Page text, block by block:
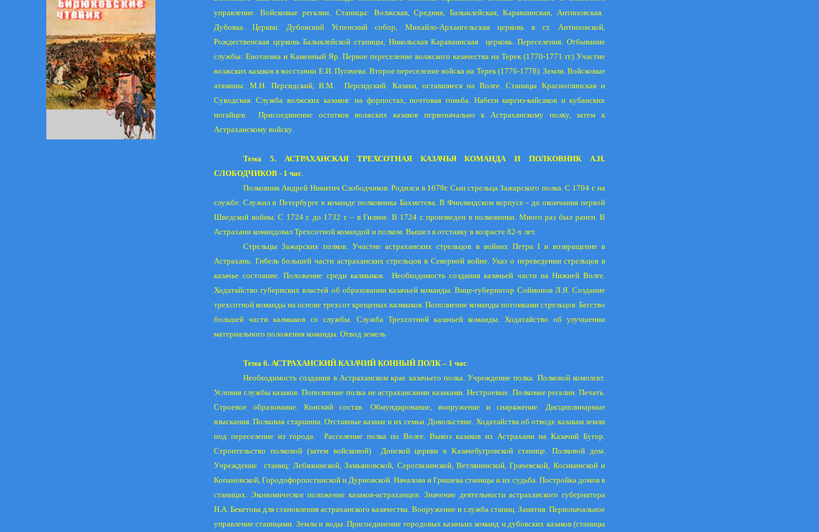
управление. Войсковые регалии. Станицы: Волжская, Средняя, Балыклейская, Караваинская, Антиповская.
Дубовка. Церкви. Дубовский Успенский собор, Михайло-Архангельская церковь в ст. Антиповской,
Рождественская церковь Балыклейской станицы, Никольская Караваинская
церковь. Переселения. Отбывание
службы: Енотаевка и Каменный Яр. Первое переселение волжского казачества на Терек (1770-1771 гг.) Участие
волжских казаков в восстании Е.И. Пугачева. Второе переселение войска на Терек (1776-1778). Земли. Войсковые
атаманы: М.Н. Персидский, В.М.
Персидский. Казаки, оставшиеся на Волге. Станицы Красноглинская и
Суводская. Служба волжских казаков: на форпостах, почтовая гоньба. Набеги киргиз-кайсаков и кубанских
ногайцев.
Присоединение остатков волжских казаков первоначально к Астраханскому полку, затем к
Астраханскому войску.
Тема 5. АСТРАХАНСКАЯ ТРЕХСОТНАЯ КАЗАЧЬЯ КОМАНДА И ПОЛКОВНИК А.Н.
СЛОБОДЧИКОВ - 1 час.
Полковник Андрей Никитич Слободчиков. Родился в 1679г. Сын стрельца Зажарского полка. С 1704 г. на
службе. Служил в Петербурге в команде полковника Бахметева. В Финляндском корпусе - до окончания первой
Шведской войны. С 1724 г. до 1732 г. – в Гиляне. В 1724 г. произведен в полковники. Много раз был ранен. В
Астрахани командовал Трехсотной командой и полком. Вышел в отставку в возрасте 82-х лет.
Стрельцы Зажарских полков. Участие астраханских стрельцов в войнах Петра I и возвращение в
Астрахань. Гибель большей части астраханских стрельцов в Северной войне. Указ о переведении стрельцов в
казачье состояние. Положение среди калмыков.
Необходимость создания казачьей части на Нижней Волге.
Ходатайство губернских властей об образовании казачьей команды. Вице-губернатор Соймонов Л.Я. Создание
трехсотной команды на основе трехсот крещеных калмыков. Пополнение команды потомками стрельцов. Бегство
большей части калмыков со службы. Служба Трехсотной казачьей команды. Ходатайство об улучшении
материального положения команды. Отвод земель
Тема 6. АСТРАХАНСКИЙ КАЗАЧИЙ КОННЫЙ ПОЛК – 1 час.
Необходимость создания в Астраханском крае казачьего полка. Учреждение полка. Полковой комплект.
Условия службы казаков. Пополнение полка не астраханскими казаками. Нестроевые. Полковые регалии. Печать.
Строевое образование. Конский состав. Обмундирование, вооружение и снаряжение. Дисциплинарные
взыскания. Полковая старшина. Отставные казаки и их семьи. Довольствие. Ходатайства об отводе казакам земли
под переселение из города.
Расселение полка по Волге. Вывоз казаков из Астрахани на Казачий Бугор.
Строительство полковой (затем войсковой)
Донской церкви в Казачебугровской станице. Полковой дом.
Учреждение
станиц: Лебяжинской, Замьяновской, Сероглазинской, Ветлянинской, Грачевской, Косикинской и
Копановской, Городофорпостинской и Дурновской. Началова и Гришева станицы и их судьба. Постройка домов в
станицах. Экономическое положение казаков-астраханцев. Значение деятельности астраханского губернатора
Н.А. Бекетова для становления астраханского казачества. Вооружение и служба станиц. Занятия. Первоначальное
управление станицами. Земли и воды. Присоединение городовых казачьих команд и дубовских казаков (станицы